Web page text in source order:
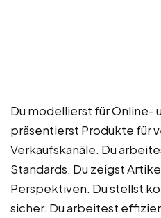
Du modellierst für Online-
präsentierst Produkte für
Verkaufskanäle. Du
Standards. Du zeigst
Perspektiven. Du stellst
sicher. Du arbeitest